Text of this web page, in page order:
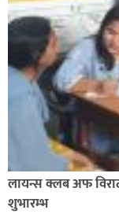
लायन्स क्लब अफ
शुभारम्भ